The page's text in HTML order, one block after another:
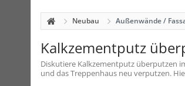
Neubau Außenwände /
Kalkzementputz
Diskutiere Kalkzementputz überputzen
und das Treppenhaus neu verputzen.